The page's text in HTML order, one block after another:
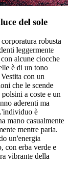
del sole
robusta
leggermente
alcune ciocche
è di un tono
con un
che le scende
a coste e un
aderenti ma
è
mano casualmente
mentre parla.
un'energia
con erba verde e
vibrante della